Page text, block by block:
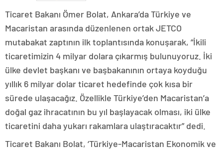
Ticaret Bakanı Ömer Bolat, Ankara’da Türkiye ve
Macaristan arasında düzenlenen ortak JETCO
mutabakat zaptının ilk toplantısında konuşarak, “İkili
ticaretimizin 4 milyar dolara çıkarmış bulunuyoruz. İki
ülke devlet başkanı ve başbakanının ortaya koyduğu
yıllık 6 milyar dolar ticaret hedefinde çok kısa bir
sürede ulaşacağız. Özellikle Türkiye’den Macaristan’a
doğal gaz ihracatının bu yıl başlayacak olması, iki ülke
ticaretini daha yukarı rakamlara ulaştıracaktır” dedi.
Ticaret Bakanı Bolat, ‘Türkiye-Macaristan Ekonomik ve